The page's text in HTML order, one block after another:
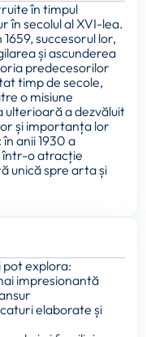
în timpul
în secolul al XVI-lea.
succesorul lor,
și ascunderea
predecesorilor
timp de secole,
o misiune
ulterioară a dezvăluit
și importanța lor
anii 1930 a
o atracție
unică spre arta și
explora:
impresionantă
elaborate și